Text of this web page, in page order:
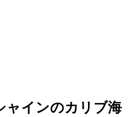
ャインのカリブ海